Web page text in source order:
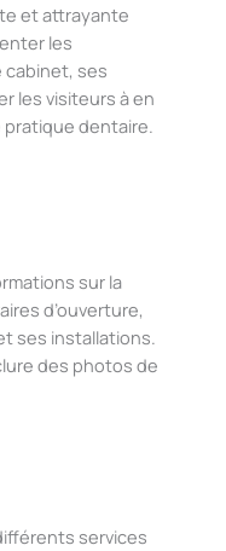
et attrayante
les
cabinet, ses
les visiteurs à en
dentaire.
sur la
d’ouverture,
ses installations.
des photos de
services